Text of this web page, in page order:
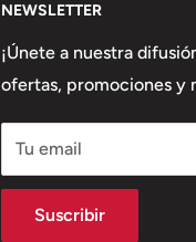
NEWSLETTER
¡Únete a nuestra
ofertas, promociones y
Tu email
Suscribir